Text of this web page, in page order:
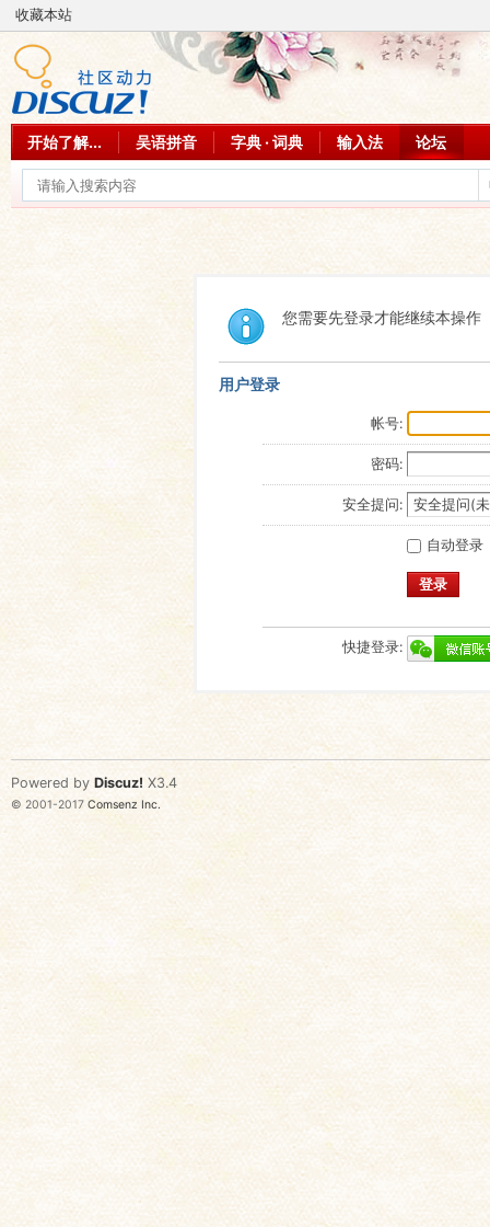
收藏本站
开始了解... 吴语拼音 字典 · 词典 输入法 论坛
您需要先登录才能继续本操作
用户登录
帐号:
密码:
安全提问:
自动登录
登录
快捷登录:
Powered by Discuz! X3.4
© 2001-2017 Comsenz Inc.